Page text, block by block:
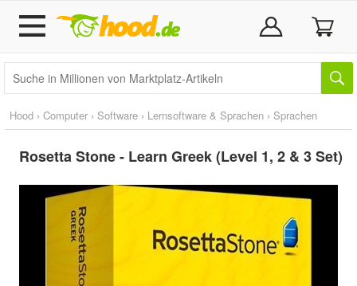
Hood › Computer › Software › Lernsoftware & Sprachen › Sprachen
Rosetta Stone - Learn Greek (Level 1, 2 & 3 Set)